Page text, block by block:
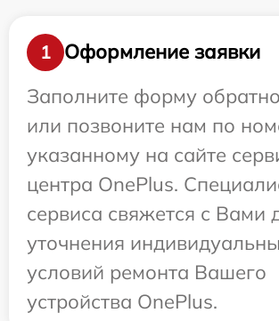
1
Оформление заявки
Заполните форму
или позвоните нам по
указанному на сайте
центра OnePlus.
сервиса свяжется с Вами
уточнения
условий ремонта Вашего
устройства OnePlus.